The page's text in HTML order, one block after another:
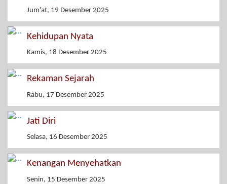
Jum'at, 19 Desember 2025
Kehidupan Nyata
Kamis, 18 Desember 2025
Rekaman Sejarah
Rabu, 17 Desember 2025
Jati Diri
Selasa, 16 Desember 2025
Kenangan Menyehatkan
Senin, 15 Desember 2025